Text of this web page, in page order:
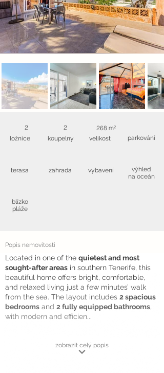
2
ložnice
2
koupelny
268 m²
velikost
terasa
blízko
pláže
zahrada vybavení
parkování
výhled
na oceán
Popis nemovitosti
Located in one of the quietest and most
sought-after areas in southern Tenerife, this
beautiful home offers bright, comfortable,
and relaxed living just a few minutes’ walk
from the sea. The layout includes 2 spacious
bedrooms and 2 fully equipped bathrooms,
with modern and efficien...
zobrazit celý popis